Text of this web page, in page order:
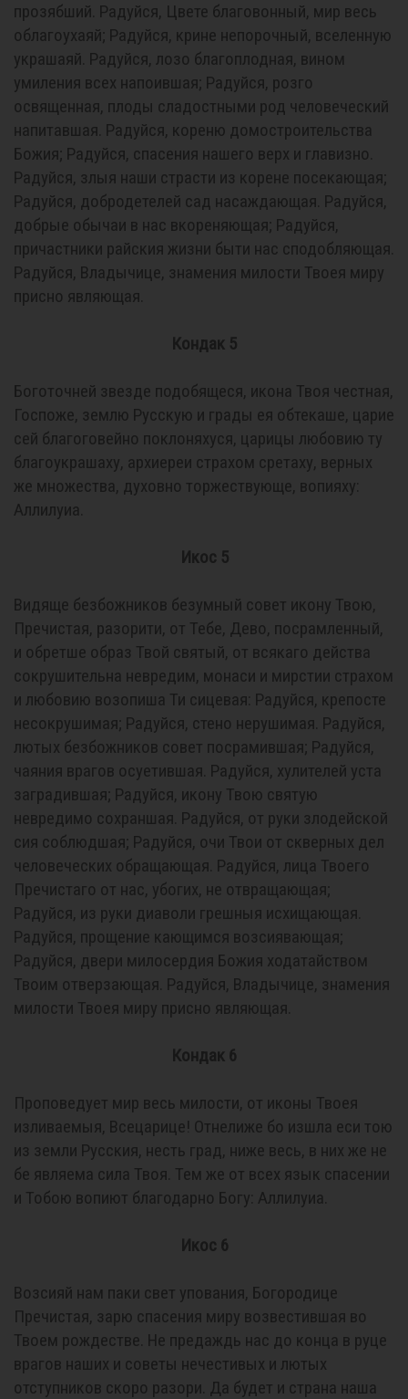
прозябший. Радуйся, Цвете благовонный, мир весь
облагоухаяй; Радуйся, крине непорочный, вселенную
украшаяй. Радуйся, лозо благоплодная, вином
умиления всех напоившая; Радуйся, розго
освященная, плоды сладостными род человеческий
напитавшая. Радуйся, кореню домостроительства
Божия; Радуйся, спасения нашего верх и главизно.
Радуйся, злыя наши страсти из корене посекающая;
Радуйся, добродетелей сад насаждающая. Радуйся,
добрые обычаи в нас вкореняющая; Радуйся,
причастники райския жизни быти нас сподобляющая.
Радуйся, Владычице, знамения милости Твоея миру
присно являющая.
Кондак 5
Боготочней звезде подобящеся, икона Твоя честная,
Госпоже, землю Русскую и грады ея обтекаше, царие
сей благоговейно поклоняхуся, царицы любовию ту
благоукрашаху, архиереи страхом сретаху, верных
же множества, духовно торжествующе, вопияху:
Аллилуиа.
Икос 5
Видяще безбожников безумный совет икону Твою,
Пречистая, разорити, от Тебе, Дево, посрамленный,
и обретше образ Твой святый, от всякаго действа
сокрушительна невредим, монаси и мирстии страхом
и любовию возопиша Ти сицевая: Радуйся, крепосте
несокрушимая; Радуйся, стено нерушимая. Радуйся,
лютых безбожников совет посрамившая; Радуйся,
чаяния врагов осуетившая. Радуйся, хулителей уста
заградившая; Радуйся, икону Твою святую
невредимо сохраншая. Радуйся, от руки злодейской
сия соблюдшая; Радуйся, очи Твои от скверных дел
человеческих обращающая. Радуйся, лица Твоего
Пречистаго от нас, убогих, не отвращающая;
Радуйся, из руки диаволи грешныя исхищающая.
Радуйся, прощение кающимся возсиявающая;
Радуйся, двери милосердия Божия ходатайством
Твоим отверзающая. Радуйся, Владычице, знамения
милости Твоея миру присно являющая.
Кондак 6
Проповедует мир весь милости, от иконы Твоея
изливаемыя, Всецарице! Отнелиже бо изшла еси тою
из земли Русския, несть град, ниже весь, в них же не
бе являема сила Твоя. Тем же от всех язык спасении
и Тобою вопиют благодарно Богу: Аллилуиа.
Икос 6
Возсияй нам паки свет упования, Богородице
Пречистая, зарю спасения миру возвестившая во
Твоем рождестве. Не предаждь нас до конца в руце
врагов наших и советы нечестивых и лютых
отступников скоро разори. Да будет и страна наша